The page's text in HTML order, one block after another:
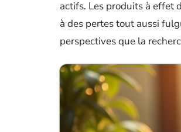
actifs. Les produits à effet
à des pertes tout aussi
perspectives que la